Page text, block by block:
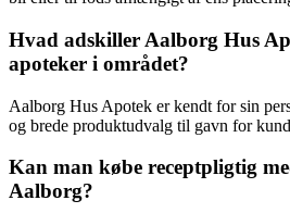
Hvad adskiller Aalborg Hus
apoteker i området?
Aalborg Hus Apotek er kendt for sin
og brede produktudvalg til gavn for
Kan man købe receptpligtig
Aalborg?